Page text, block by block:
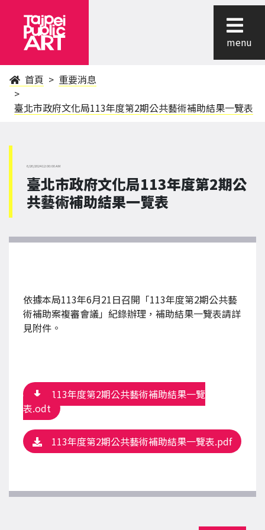
menu
首頁
重要消息
臺北市政府文化局113年度第2期公共藝術補助結果一覽表
6/26/2024 12:00:00 AM
臺北市政府文化局113年度第2期公
共藝術補助結果一覽表
依據本局113年6月21日召開「113年度第2期公共藝
術補助案複審會議」紀錄辦理，補助結果一覽表請詳
見附件。
113年度第2期公共藝術補助結果一覽
表.odt
113年度第2期公共藝術補助結果一覽表.pdf